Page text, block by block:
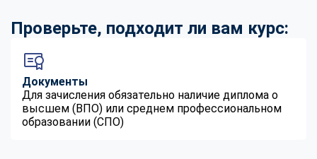
Проверьте, подходит ли вам курс:
Документы
Для зачисления обязательно наличие диплома о
высшем (ВПО) или среднем профессиональном
образовании (СПО)